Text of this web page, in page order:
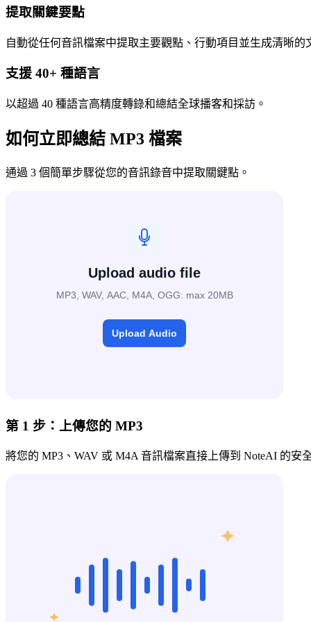
提取關鍵要點
自動從任何音訊檔案中提取主要觀點、行動項目並生成清晰的
支援 40+ 種語言
以超過 40 種語言高精度轉錄和總結全球播客和採訪。
如何立即總結 MP3 檔案
通過 3 個簡單步驟從您的音訊錄音中提取關鍵點。
第 1 步：上傳您的 MP3
將您的 MP3、WAV 或 M4A 音訊檔案直接上傳到 NoteAI 的安